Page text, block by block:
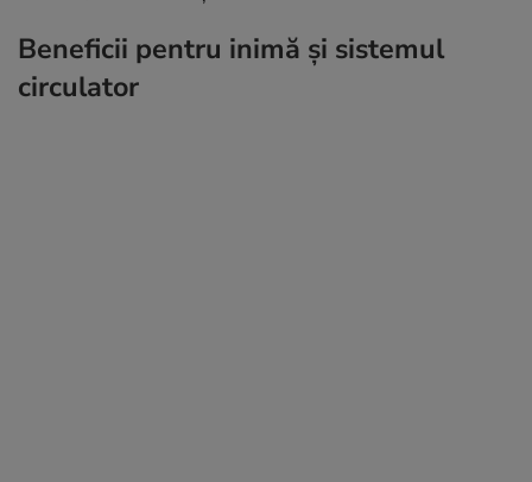
Beneficii pentru inimă și sistemul
circulator